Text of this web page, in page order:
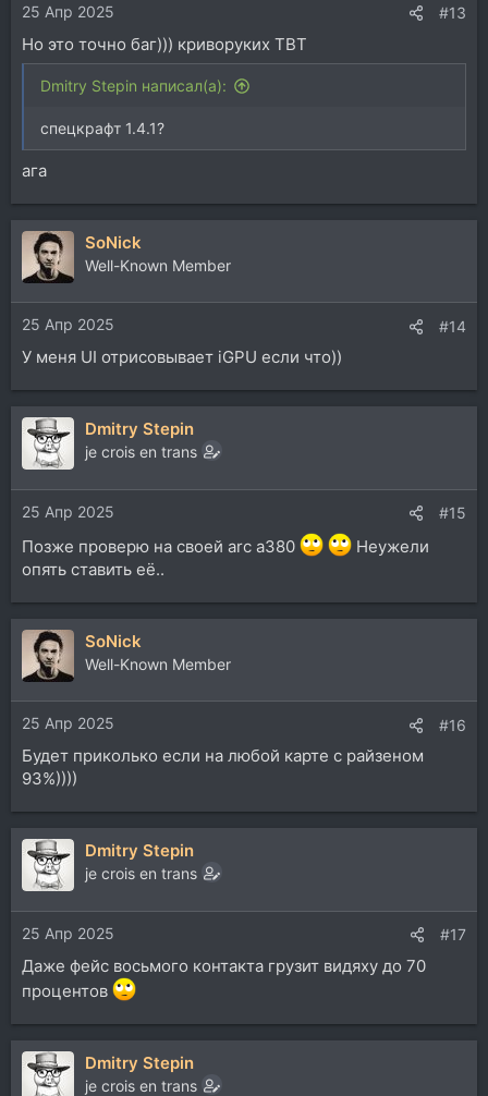
25 Апр 2025 #13
Но это точно баг))) криворуких TBT
Dmitry Stepin написал(а):
спецкрафт 1.4.1?
ага
SoNick
Well-Known Member
25 Апр 2025 #14
У меня UI отрисовывает iGPU если что))
Dmitry Stepin
je crois en trans
25 Апр 2025 #15
Позже проверю на своей arc a380
Неужели
опять ставить её..
SoNick
Well-Known Member
25 Апр 2025 #16
Будет приколько если на любой карте с райзеном
93%))))
Dmitry Stepin
je crois en trans
25 Апр 2025 #17
Даже фейс восьмого контакта грузит видяху до 70
процентов
Dmitry Stepin
je crois en trans